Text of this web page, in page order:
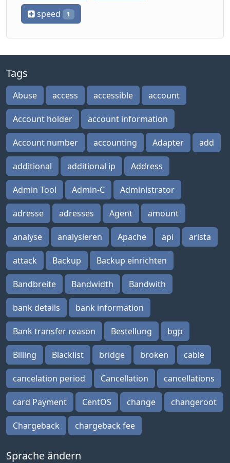
speed 1
Tags
Abuse access accessible account
Account holder account information
Account number accounting Adapter add
additional additional ip Address
Admin Tool Admin-C Administrator
adresse adresses Agent amount
analyse analysieren Apache api arista
attack Backup Backup einrichten
Bandbreite Bandwidth Bandwith
bank details bank information
Bank transfer reason Bestellung bgp
Billing Blacklist bridge broken cable
cancelation period Cancellation cancellations
card Payment CentOS change changeroot
Chargeback chargeback fee
Sprache ändern